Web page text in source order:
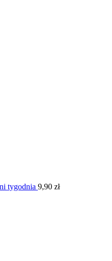
tygodnia 9,90 zł